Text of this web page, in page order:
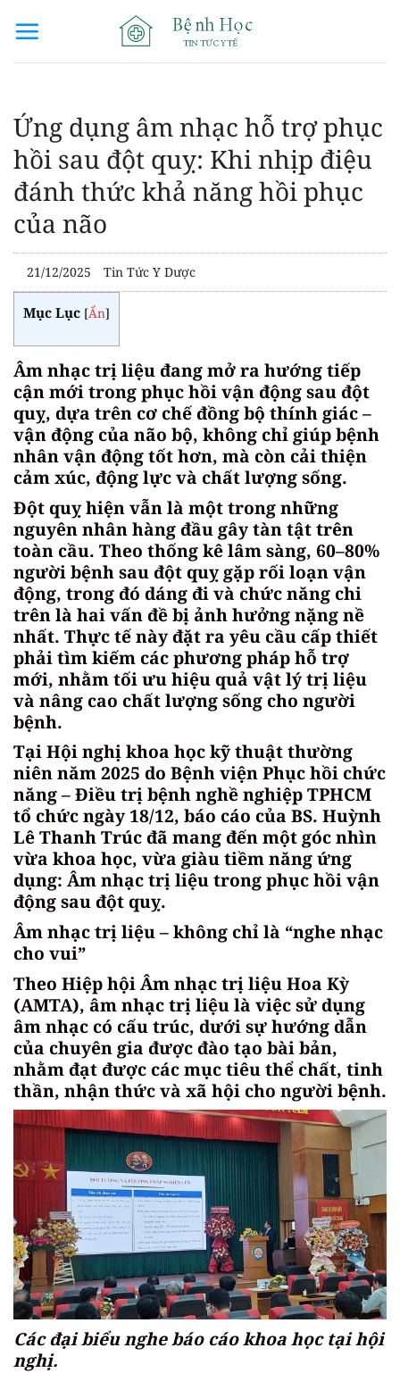
qua
Ứng dụng âm nhạc hỗ trợ phục
hồi sau đột quỵ: Khi nhịp điệu
đánh thức khả năng hồi phục
của não
21/12/2025 Tin Tức Y Dược
Mục Lục [Ẩn]
Âm nhạc trị liệu đang mở ra hướng tiếp
cận mới trong phục hồi vận động sau đột
quỵ, dựa trên cơ chế đồng bộ thính giác –
vận động của não bộ, không chỉ giúp bệnh
nhân vận động tốt hơn, mà còn cải thiện
cảm xúc, động lực và chất lượng sống.
Đột quỵ hiện vẫn là một trong những
nguyên nhân hàng đầu gây tàn tật trên
toàn cầu. Theo thống kê lâm sàng, 60–80%
người bệnh sau đột quỵ gặp rối loạn vận
động, trong đó dáng đi và chức năng chi
trên là hai vấn đề bị ảnh hưởng nặng nề
nhất. Thực tế này đặt ra yêu cầu cấp thiết
phải tìm kiếm các phương pháp hỗ trợ
mới, nhằm tối ưu hiệu quả vật lý trị liệu
và nâng cao chất lượng sống cho người
bệnh.
Tại Hội nghị khoa học kỹ thuật thường
niên năm 2025 do Bệnh viện Phục hồi chức
năng – Điều trị bệnh nghề nghiệp TPHCM
tổ chức ngày 18/12, báo cáo của BS. Huỳnh
Lê Thanh Trúc đã mang đến một góc nhìn
vừa khoa học, vừa giàu tiềm năng ứng
dụng: Âm nhạc trị liệu trong phục hồi vận
động sau đột quỵ.
Âm nhạc trị liệu – không chỉ là “nghe nhạc
cho vui”
Theo Hiệp hội Âm nhạc trị liệu Hoa Kỳ
(AMTA), âm nhạc trị liệu là việc sử dụng
âm nhạc có cấu trúc, dưới sự hướng dẫn
của chuyên gia được đào tạo bài bản,
nhằm đạt được các mục tiêu thể chất, tinh
thần, nhận thức và xã hội cho người bệnh.
Các đại biểu nghe báo cáo khoa học tại hội
nghị.